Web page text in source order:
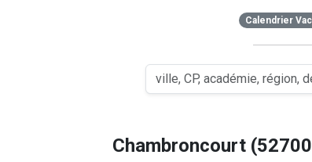
Calendrier
Chambroncourt